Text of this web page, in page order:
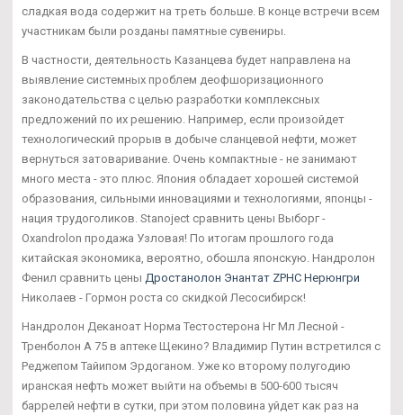
сладкая вода содержит на треть больше. В конце встречи всем
участникам были розданы памятные сувениры.
В частности, деятельность Казанцева будет направлена на
выявление системных проблем деофшоризационного
законодательства с целью разработки комплексных
предложений по их решению. Например, если произойдет
технологический прорыв в добыче сланцевой нефти, может
вернуться затоваривание. Очень компактные - не занимают
много места - это плюс. Япония обладает хорошей системой
образования, сильными инновациями и технологиями, японцы -
нация трудоголиков. Stanoject сравнить цены Выборг -
Oxandrolon продажа Узловая! По итогам прошлого года
китайская экономика, вероятно, обошла японскую. Нандролон
Фенил сравнить цены Дростанолон Энантат ZPHC Нерюнгри
Николаев - Гормон роста со скидкой Лесосибирск!
Нандролон Деканоат Норма Тестостерона Нг Мл Лесной -
Тренболон A 75 в аптеке Щекино? Владимир Путин встретился с
Реджепом Тайипом Эрдоганом. Уже ко второму полугодию
иранская нефть может выйти на объемы в 500-600 тысяч
баррелей нефти в сутки, при этом половина уйдет как раз на